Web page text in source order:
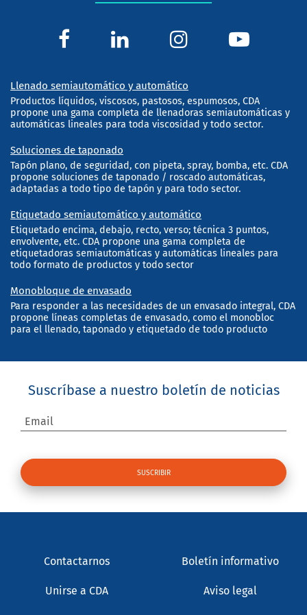
Llenado semiautomático y automático
Productos líquidos, viscosos, pastosos, espumosos, CDA
propone una gama completa de llenadoras semiautomáticas y
automáticas lineales para toda viscosidad y todo sector.
Soluciones de taponado
Tapón plano, de seguridad, con pipeta, spray, bomba, etc. CDA
propone soluciones de taponado / roscado automáticas,
adaptadas a todo tipo de tapón y para todo sector.
Etiquetado semiautomático y automático
Etiquetado encima, debajo, recto, verso; técnica 3 puntos,
envolvente, etc. CDA propone una gama completa de
etiquetadoras semiautomáticas y automáticas lineales para
todo formato de productos y todo sector
Monobloque de envasado
Para responder a las necesidades de un envasado integral, CDA
propone líneas completas de envasado, como el monobloc
para el llenado, taponado y etiquetado de todo producto
Suscríbase a nuestro boletín de noticias
Email
Contactarnos Boletín informativo
Unirse a CDA Aviso legal